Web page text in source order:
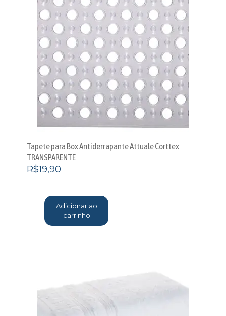
Tapete para Box Antiderrapante Attuale Corttex
TRANSPARENTE
R$19,90
Adicionar ao
carrinho